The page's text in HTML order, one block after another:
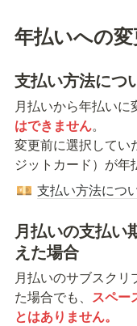
年払いへの
支払い方法につ
月払いから年払いに
はできません。
変更前に選択してい
ジットカード）が年
💴 支払い方法につ
月払いの支払い
えた場合
月払いのサブスクリ
た場合でも、 スペー
とはありません。